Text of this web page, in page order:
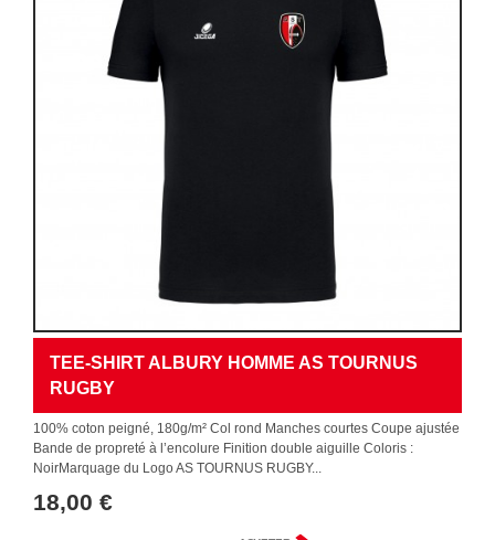
TEE-SHIRT ALBURY HOMME AS TOURNUS
RUGBY
100% coton peigné, 180g/m² Col rond Manches courtes Coupe ajustée
Bande de propreté à l’encolure Finition double aiguille Coloris :
NoirMarquage du Logo AS TOURNUS RUGBY...
18,00 €